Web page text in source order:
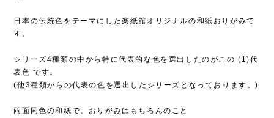
日本の伝統色をテーマにした楽紙舘オリジナルの和紙おりがみで
す。
シリーズ4種類の中から特に代表的な色を選出したのがこの (1)代
表色 です。
(他3種類からの代表の色を選出したシリーズとなっております。)
両面同色の和紙で、おりがみはもちろんのこと